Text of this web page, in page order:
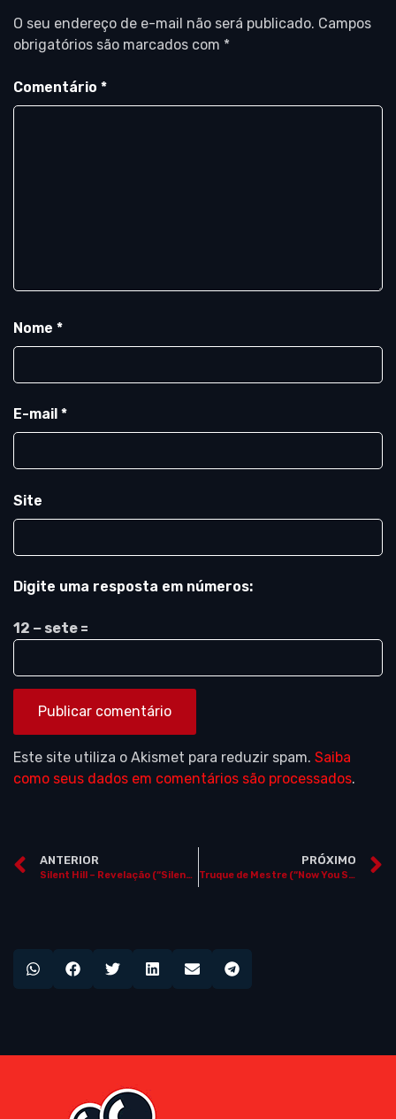
O seu endereço de e-mail não será publicado. Campos
obrigatórios são marcados com *
Comentário *
Nome *
E-mail *
Site
Digite uma resposta em números:
12 − sete =
Este site utiliza o Akismet para reduzir spam. Saiba
como seus dados em comentários são processados.
ANTERIOR
Silent Hill – Revelação (“Silent Hill: Revelation 3D”)
PRÓXIMO
Truque de Mestre (“Now You See Me”)